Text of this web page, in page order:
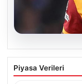
08.08.2026
Galatasaray
Osimhen
Piyasa Verileri